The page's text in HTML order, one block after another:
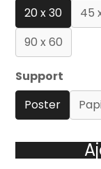
20 x 30
45
90 x 60
Support
Poster